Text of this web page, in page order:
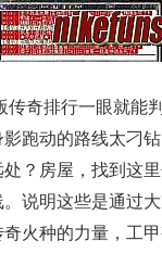
传奇排行一眼就能
跑动的路线太刁
处？房屋，找到这
说明这些是通过
火种的力量，工